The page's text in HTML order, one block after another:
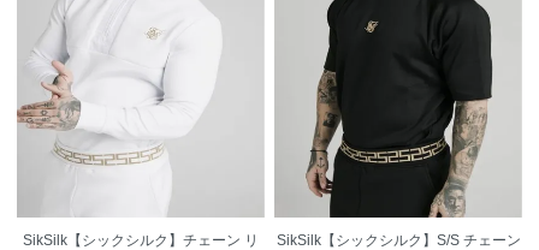
SikSilk【シックシルク】チェーン リ
SikSilk【シックシルク】S/S チェーン